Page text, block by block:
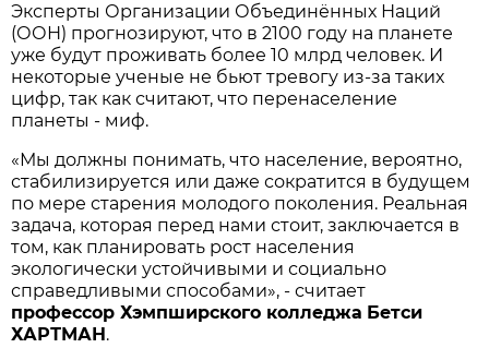
Эксперты Организации Объединённых Наций
(ООН) прогнозируют, что в 2100 году на планете
уже будут проживать более 10 млрд человек. И
некоторые ученые не бьют тревогу из-за таких
цифр, так как считают, что перенаселение
планеты - миф.
«Мы должны понимать, что население, вероятно,
стабилизируется или даже сократится в будущем
по мере старения молодого поколения. Реальная
задача, которая перед нами стоит, заключается в
том, как планировать рост населения
экологически устойчивыми и социально
справедливыми способами», - считает
профессор Хэмпширского колледжа Бетси
ХАРТМАН .